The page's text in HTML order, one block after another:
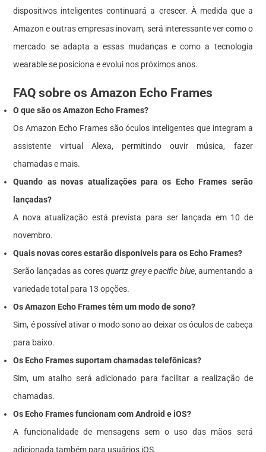
dispositivos inteligentes continuará a crescer. À medida que a
Amazon e outras empresas inovam, será interessante ver como o
mercado se adapta a essas mudanças e como a tecnologia
wearable se posiciona e evolui nos próximos anos.
FAQ sobre os Amazon Echo Frames
O que são os Amazon Echo Frames?
Os Amazon Echo Frames são óculos inteligentes que integram a
assistente virtual Alexa, permitindo ouvir música, fazer
chamadas e mais.
Quando as novas atualizações para os Echo Frames serão
lançadas?
A nova atualização está prevista para ser lançada em 10 de
novembro.
Quais novas cores estarão disponíveis para os Echo Frames?
Serão lançadas as coresquartz greyepacific blue, aumentando a
variedade total para 13 opções.
Os Amazon Echo Frames têm um modo de sono?
Sim, é possível ativar o modo sono ao deixar os óculos de cabeça
para baixo.
Os Echo Frames suportam chamadas telefônicas?
Sim, um atalho será adicionado para facilitar a realização de
chamadas.
Os Echo Frames funcionam com Android e iOS?
A funcionalidade de mensagens sem o uso das mãos será
adicionada também para usuários iOS.